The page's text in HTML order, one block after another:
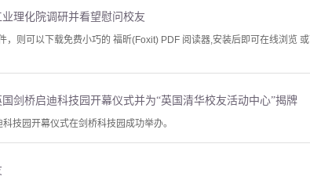
理化院调研并看望慰问校友
，则可以下载免费小巧的 福昕(Foxit) PDF 阅读器,安装后即可在线浏览
剑桥启迪科技园开幕仪式并为“英国清华校友活动中心”揭牌
技园开幕仪式在剑桥科技园成功举办。